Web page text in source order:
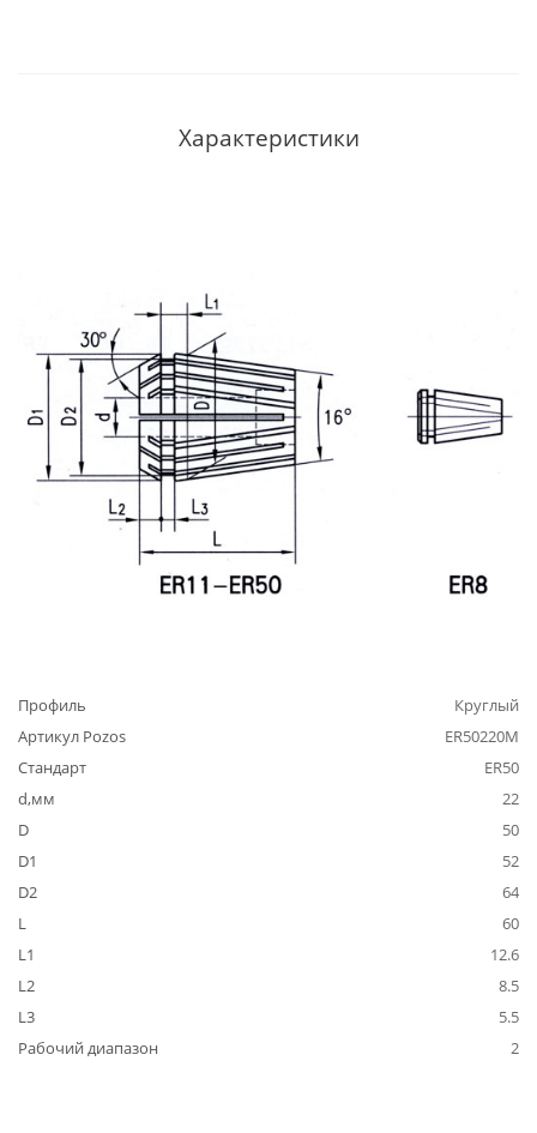
Характеристики
Профиль
Круглый
Артикул Pozos
ER50220M
Стандарт
ER50
d,мм
22
D
50
D1
52
D2
64
L
60
L1
12.6
L2
8.5
L3
5.5
Рабочий диапазон
2